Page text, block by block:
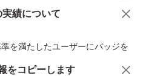
績について
を満たしたユーザーにバッジを
商品への質問
をコピーします
スメ